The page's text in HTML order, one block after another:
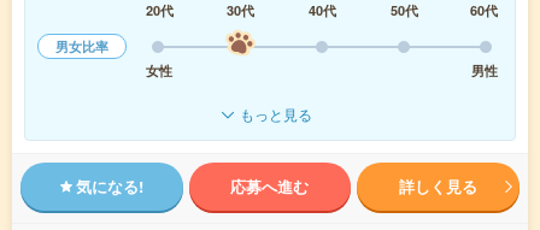
20代
30代 40代 50代
60代
男女比率
女性
男性
もっと見る
気になる! 応募へ進む 詳しく見る